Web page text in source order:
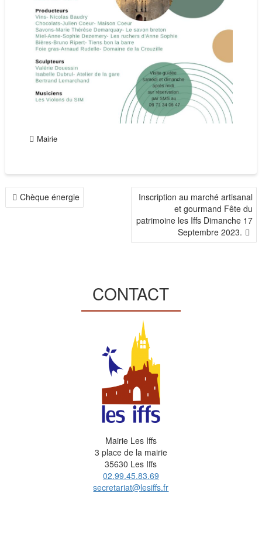
Mairie
NAVIGATION
DE
Chèque énergie
Inscription au marché artisanal
et gourmand Fête du
patrimoine les Iffs Dimanche 17
Septembre 2023.
CONTACT
Mairie Les Iffs
3 place de la mairie
35630 Les Iffs
02.99.45.83.69
secretariat@lesiffs.fr